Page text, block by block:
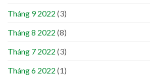
Tháng 9 2022 (3)
Tháng 8 2022 (8)
Tháng 7 2022 (3)
Tháng 6 2022 (1)